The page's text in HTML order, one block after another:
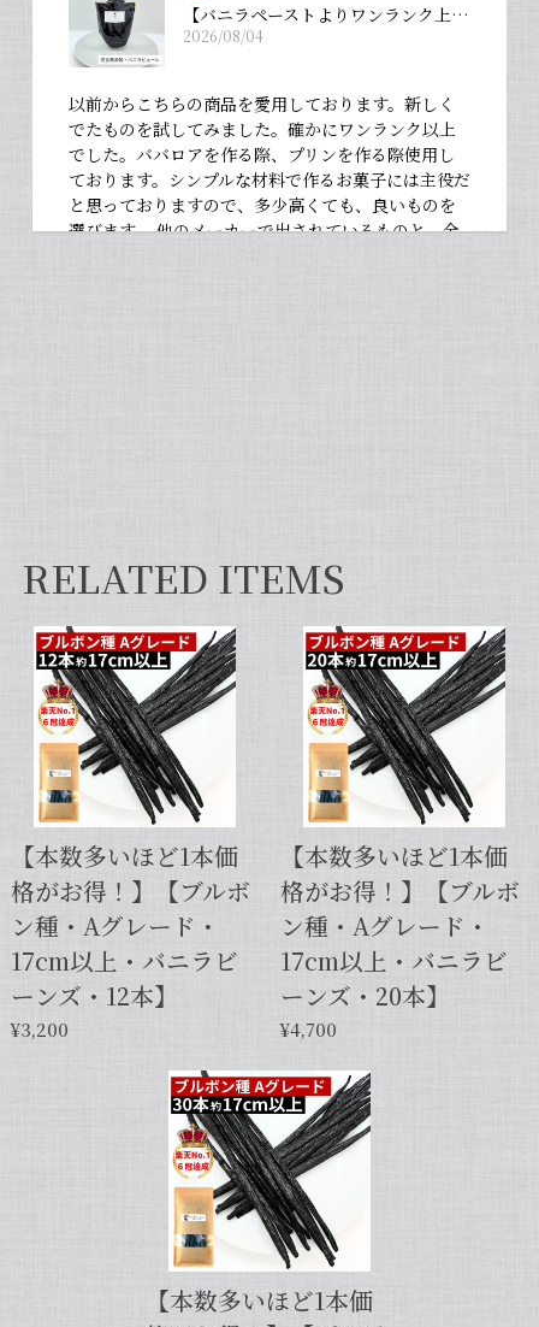
【バニラペーストよりワンランク上の天然の香り】【揮発成分が無いため加熱しても香りが揮発しない優れもの！】完全無添加・バニラピューレ（内容量：中サイズ 200 g）
2026/08/04
以前からこちらの商品を愛用しております。新しく
でたものを試してみました。確かにワンランク以上
でした。ババロアを作る際、プリンを作る際使用し
ております。シンプルな材料で作るお菓子には主役だ
と思っておりますので、多少高くても、良いものを
選びます。 他のメーカーで出されているものと、全
セット タヒチ種 + ブルボン種 10本 サイズだけ訳あり バニラビーンズ VANILLA VILLAGE
2026/01/28
【スタンドパック※通常サイズ】完全無添加・天然バニラ蜜_送料無料（200g）/バニラシロップ/シロップ/バニラビーンズ/製菓材料/バニラペースト/バニラエッセンス/ギフト
2025/05/31
【本数多いほど1本価格がお得！】【サイズだけ訳ありグレード 12cm・バニラビーンズ・5本】
2025/01/05
発送が早くて助かりました。 バニラの香りも良かっ
たので、次回の発注します。
この度は当店をご利用いただきまして、
誠にありがとうございます！こちらこそ
スムーズなお取引をしていただき感謝申
し上げます。また機会がございました
ら、キャラメルのように甘くほのかに香
るブルボン種バニラもお試しくださいま
せ。今後とも当店を何卒よろしくお願い
申し上げます。
RELATED ITEMS
【本数多いほど1本価
格がお得！】【ブルボ
ン種・Aグレード・
17cm以上・バニラビ
ーンズ・12本】
¥3,200
【本数多いほど1本価
格がお得！】【ブルボ
ン種・Aグレード・
17cm以上・バニラビ
ーンズ・20本】
¥4,700
【本数多いほど1本価